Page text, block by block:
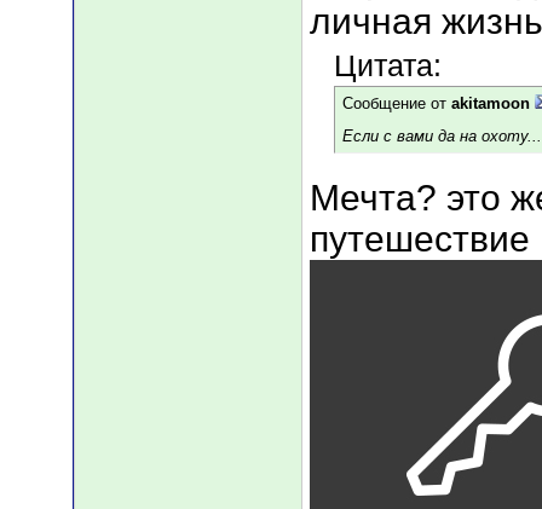
личная
Цитата:
Сообщение от akitamoon
Если с вами да на
Мечта? это